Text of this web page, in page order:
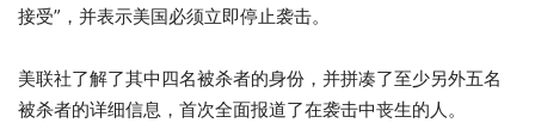
接受”，并表示美国必须立即停止袭击。
美联社了解了其中四名被杀者的身份，并拼凑了至少另外五名
被杀者的详细信息，首次全面报道了在袭击中丧生的人。